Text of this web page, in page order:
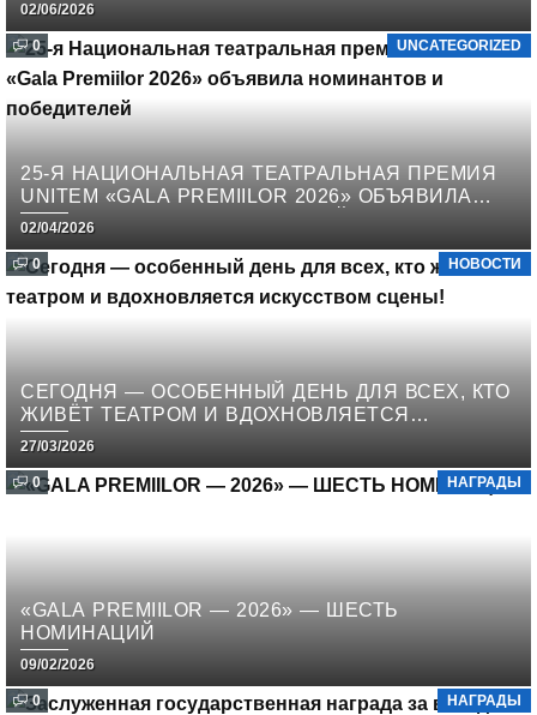
02/06/2026
0 UNCATEGORIZED
25-Я НАЦИОНАЛЬНАЯ ТЕАТРАЛЬНАЯ ПРЕМИЯ
UNITEM «GALA PREMIILOR 2026» ОБЪЯВИЛА
НОМИНАНТОВ И ПОБЕДИТЕЛЕЙ
02/04/2026
0 НОВОСТИ
СЕГОДНЯ — ОСОБЕННЫЙ ДЕНЬ ДЛЯ ВСЕХ, КТО
ЖИВЁТ ТЕАТРОМ И ВДОХНОВЛЯЕТСЯ
ИСКУССТВОМ СЦЕНЫ!
27/03/2026
0 НАГРАДЫ
«GALA PREMIILOR — 2026» — ШЕСТЬ
НОМИНАЦИЙ
09/02/2026
0 НАГРАДЫ